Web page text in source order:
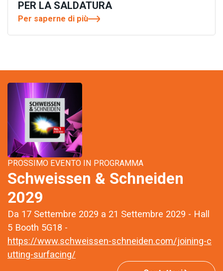
PER LA SALDATURA
Per saperne di più
PROSSIMO EVENTO IN PROGRAMMA
Schweissen & Schneiden
2029
Da 17 Settembre 2029 a 21 Settembre 2029 - Hall
5 Booth 5G18 -
https://www.schweissen-schneiden.com/joining-c
utting-surfacing/